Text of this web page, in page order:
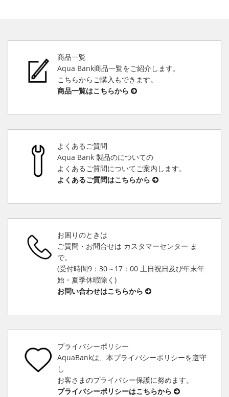
商品一覧
Aqua Bank商品一覧をご紹介します。
こちらからご購入もできます。
商品一覧はこちらから
よくあるご質問
Aqua Bank 製品のについての
よくあるご質問についてご案内します。
よくあるご質問はこちらから
お困りのときは
ご質問・お問合せは カスタマーセンター ま
で。
(受付時間9：30～17：00 土日祝日及び年末年
始・夏季休暇除く)
お問い合わせはこちらから
プライバシーポリシー
AquaBankは、本プライバシーポリシーを遵守
し
お客さまのプライバシー保護に努めます。
プライバシーポリシーはこちらから